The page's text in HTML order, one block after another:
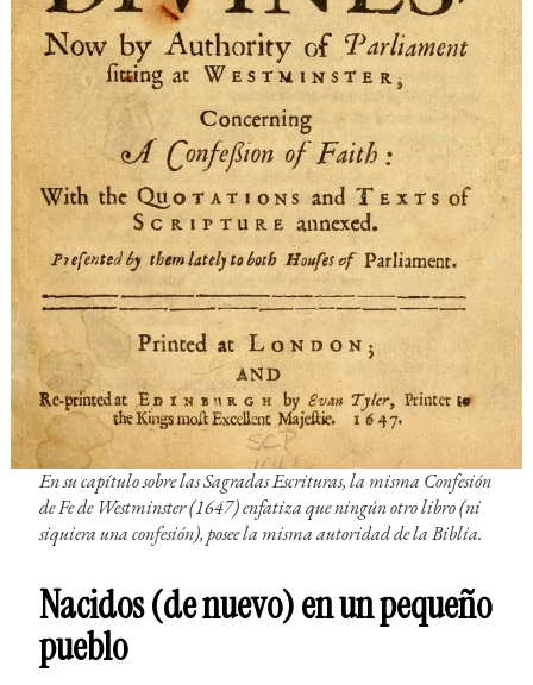
En su capítulo sobre las Sagradas Escrituras, la misma Confesión
de Fe de Westminster (1647) enfatiza que ningún otro libro (ni
siquiera una confesión), posee la misma autoridad de la Biblia.
Nacidos (de nuevo) en un pequeño
pueblo